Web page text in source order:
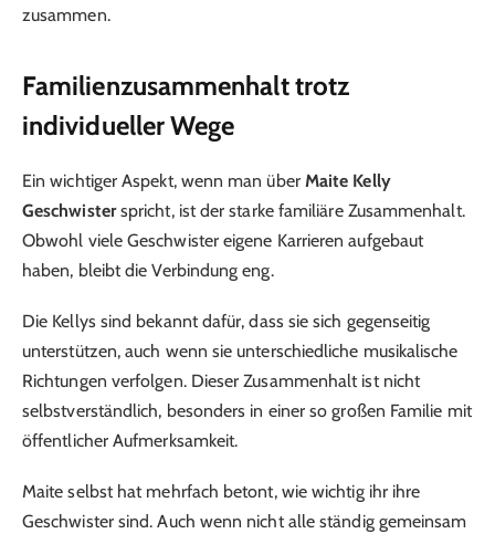
zusammen.
Familienzusammenhalt trotz
individueller Wege
Ein wichtiger Aspekt, wenn man über Maite Kelly
Geschwisterspricht, ist der starke familiäre Zusammenhalt.
Obwohl viele Geschwister eigene Karrieren aufgebaut
haben, bleibt die Verbindung eng.
Die Kellys sind bekannt dafür, dass sie sich gegenseitig
unterstützen, auch wenn sie unterschiedliche musikalische
Richtungen verfolgen. Dieser Zusammenhalt ist nicht
selbstverständlich, besonders in einer so großen Familie mit
öffentlicher Aufmerksamkeit.
Maite selbst hat mehrfach betont, wie wichtig ihr ihre
Geschwister sind. Auch wenn nicht alle ständig gemeinsam